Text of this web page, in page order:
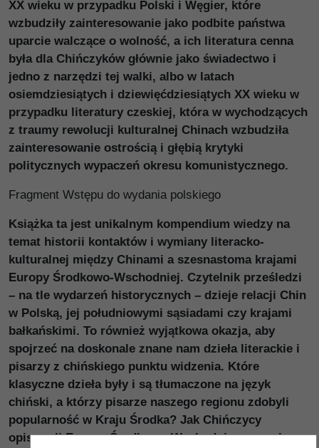
XX wieku w przypadku Polski i Węgier, które
wzbudziły zainteresowanie jako podbite państwa
uparcie walczące o wolność, a ich literatura cenna
była dla Chińczyków głównie jako świadectwo i
jedno z narzędzi tej walki, albo w latach
osiemdziesiątych i dziewięćdziesiątych XX wieku w
przypadku literatury czeskiej, która w wychodzących
z traumy rewolucji kulturalnej Chinach wzbudziła
zainteresowanie ostrością i głębią krytyki
politycznych wypaczeń okresu komunistycznego.
Fragment Wstępu do wydania polskiego
Książka ta jest unikalnym kompendium wiedzy na
temat historii kontaktów i wymiany literacko-
kulturalnej między Chinami a szesnastoma krajami
Europy Środkowo-Wschodniej. Czytelnik prześledzi
– na tle wydarzeń historycznych – dzieje relacji Chin
w Polską, jej południowymi sąsiadami czy krajami
bałkańskimi. To również wyjątkowa okazja, aby
spojrzeć na doskonale znane nam dzieła literackie i
pisarzy z chińskiego punktu widzenia. Które
klasyczne dzieła były i są tłumaczone na język
chiński, a którzy pisarze naszego regionu zdobyli
popularność w Kraju Środka? Jak Chińczycy
opisywali Europę Środkowo-Wschodnią w swych